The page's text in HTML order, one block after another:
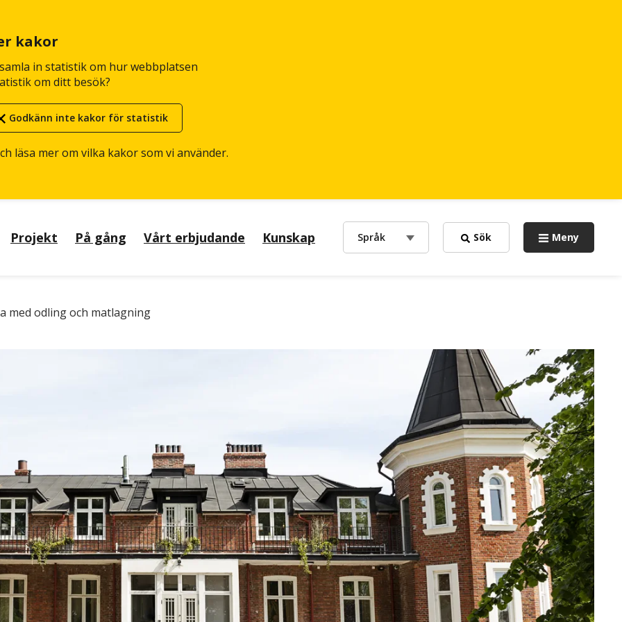
kakor
in statistik om hur webbplatsen
om ditt besök?
Godkänn inte kakor för statistik
läsa mer om vilka kakor som vi använder.
Projekt På gång Vårt erbjudande Kunskap choose
Språk Sök Meny
med odling och matlagning